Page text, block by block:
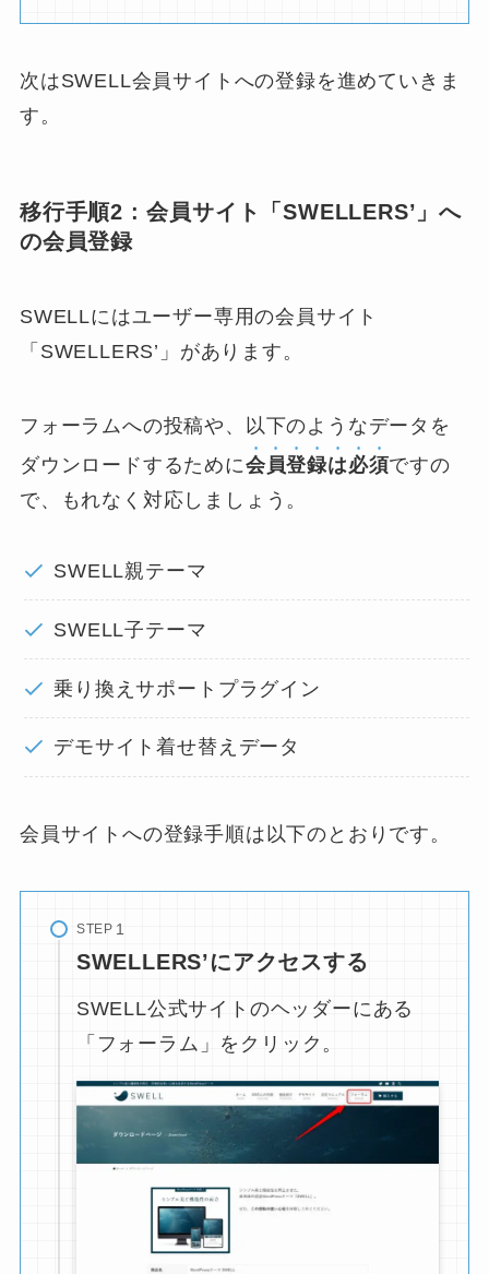
次はSWELL会員サイトへの登録を進めていきま
す。
移行手順2 : 会員サイト「SWELLERS’」へ
の会員登録
SWELLにはユーザー専用の会員サイト
「SWELLERS’」があります。
フォーラムへの投稿や、以下のようなデータを
ダウンロードするために会員登録は必須ですの
で、もれなく対応しましょう。
SWELL親テーマ
SWELL子テーマ
乗り換えサポートプラグイン
デモサイト着せ替えデータ
会員サイトへの登録手順は以下のとおりです。
STEP
SWELLERS’にアクセスする
SWELL公式サイトのヘッダーにある
「フォーラム」をクリック。